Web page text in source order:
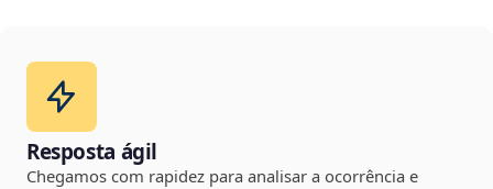
Resposta ágil
Chegamos com rapidez para analisar a ocorrência e